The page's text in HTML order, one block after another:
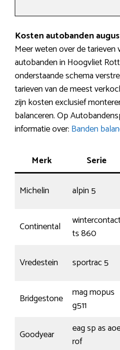
Kosten autobanden
Meer weten over de tarieven
autobanden in Hoogvliet
onderstaande schema
tarieven van de meest
zijn kosten exclusief
balanceren. Op
informatie over: Banden
Merk Serie
Michelin alpin 5
Continental
ts 860
Vredestein sportrac 5
Bridgestone
mag mopus
g511
Goodyear
eag sp as
rof